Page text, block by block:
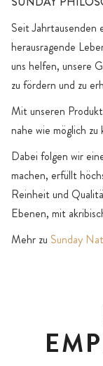
Seit Jahrtausenden
herausragende
uns helfen, unsere
zu fördern und zu
Mit unseren
nahe wie möglich zu
Dabei folgen wir
machen, erfüllt
Reinheit und
Ebenen, mit
Mehr zu Sunday